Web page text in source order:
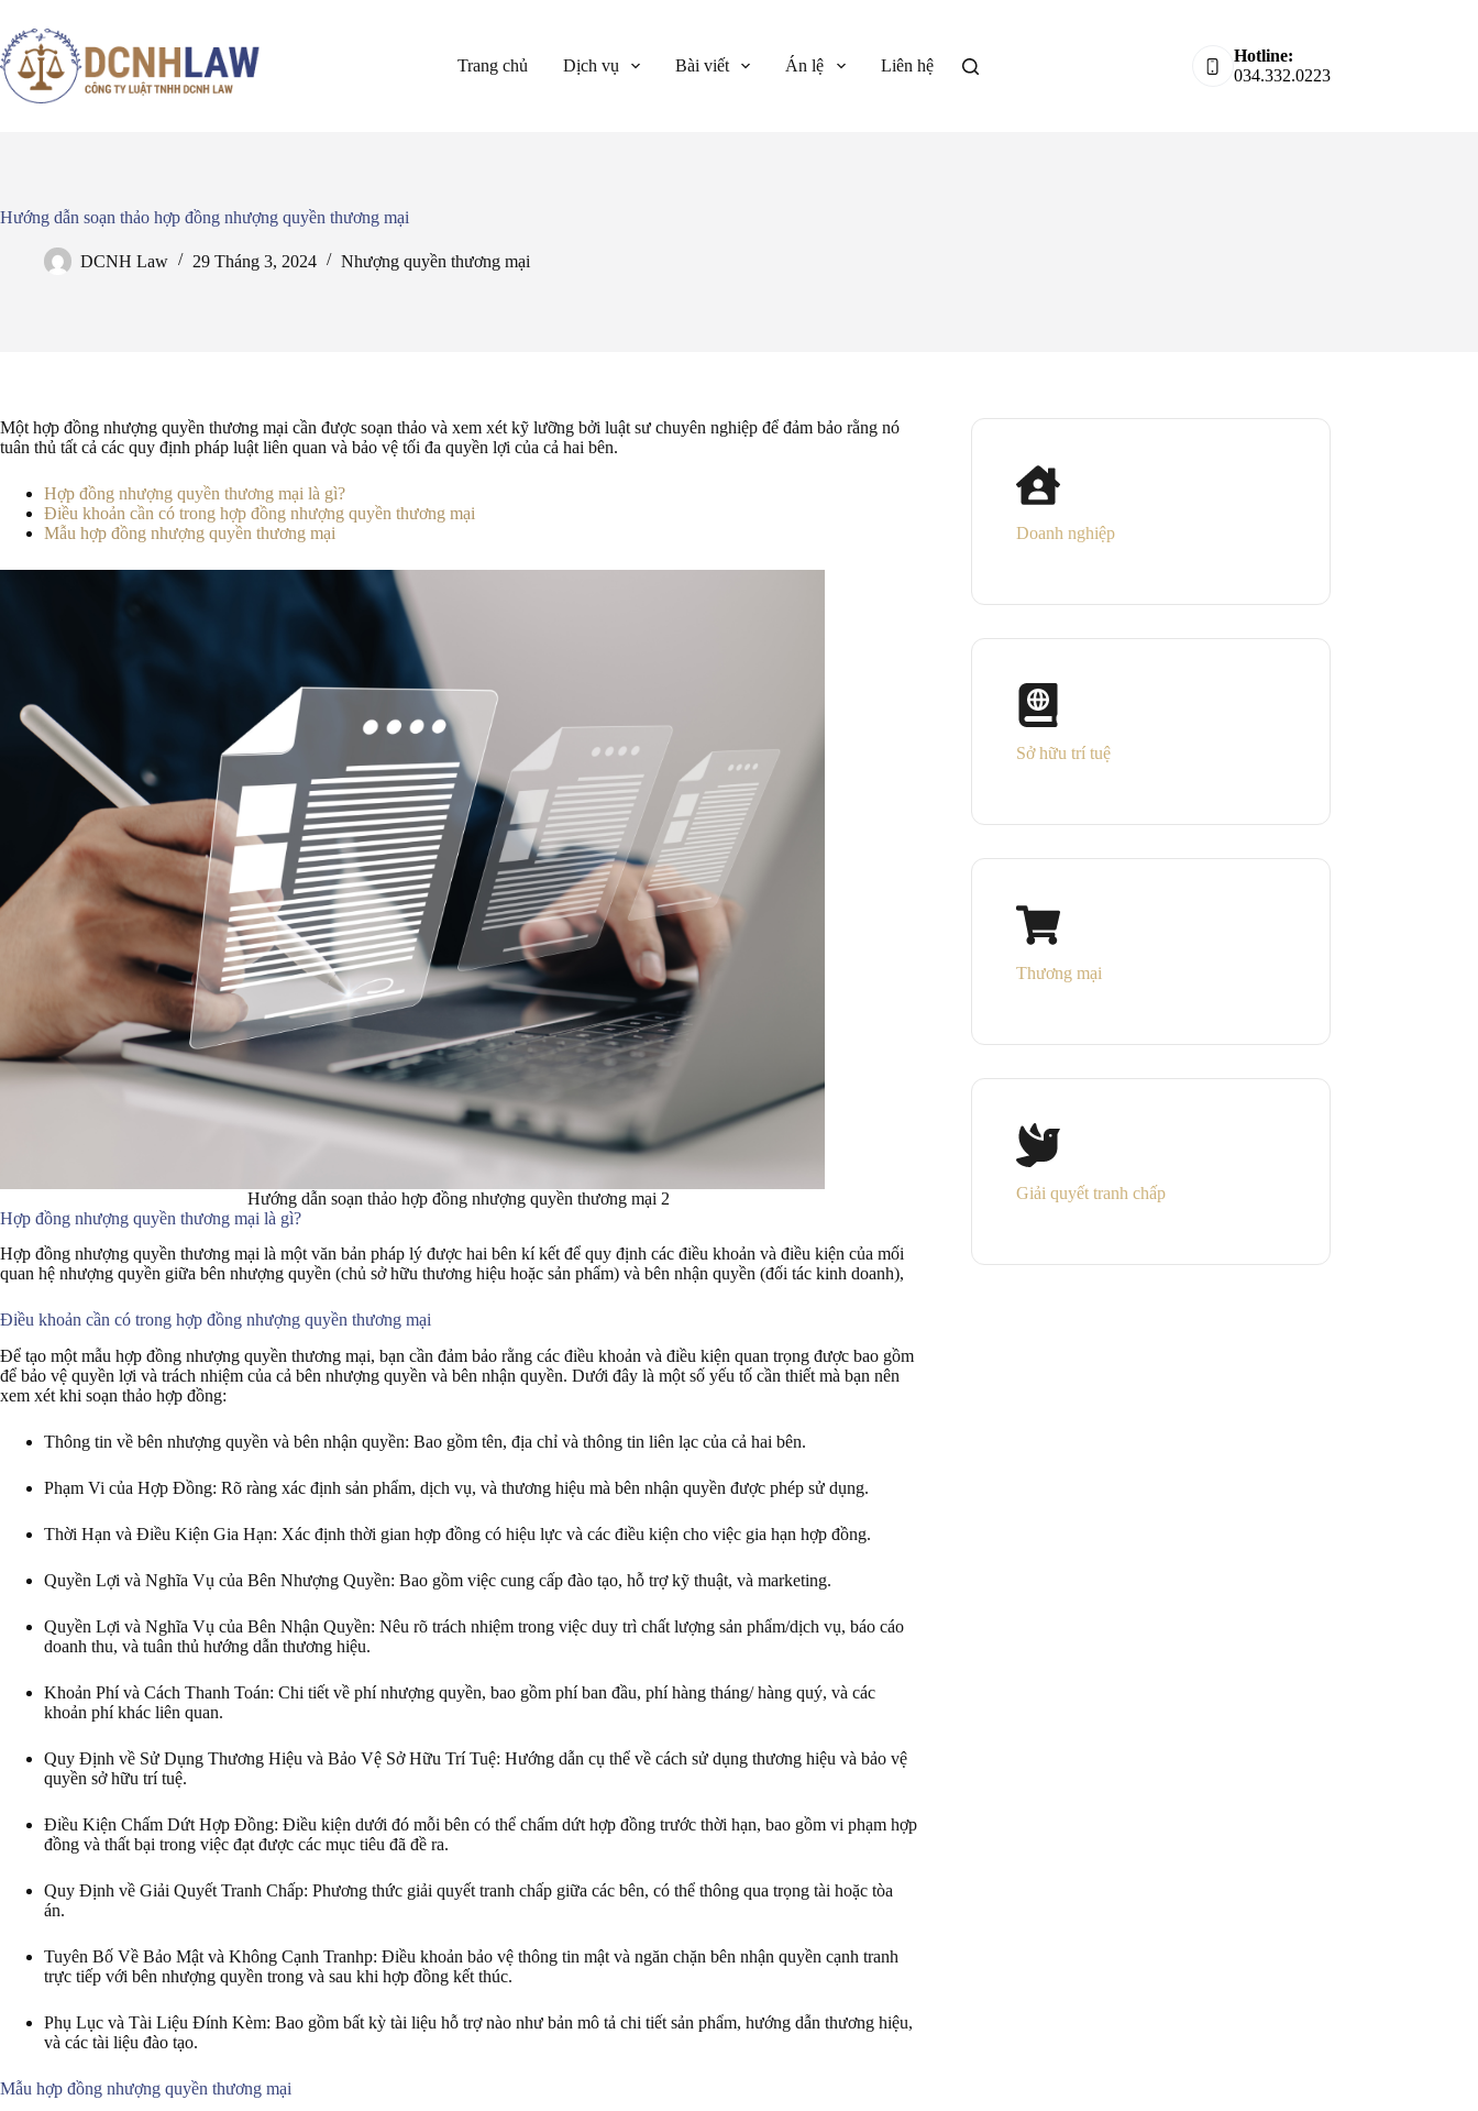
đến
phần
nội
dung
Trang chủ Dịch vụ Bài viết Án lệ Liên hệ
Hotline:
034.332.0223
Hướng dẫn soạn thảo hợp đồng nhượng quyền thương mại
DCNH Law 29 Tháng 3, 2024 Nhượng quyền thương mại
Một hợp đồng nhượng quyền thương mại cần được soạn thảo và xem xét kỹ lưỡng bởi luật sư chuyên nghiệp để đảm bảo rằng nó
tuân thủ tất cả các quy định pháp luật liên quan và bảo vệ tối đa quyền lợi của cả hai bên.
Hợp đồng nhượng quyền thương mại là gì?
Điều khoản cần có trong hợp đồng nhượng quyền thương mại
Mẫu hợp đồng nhượng quyền thương mại
Hướng dẫn soạn thảo hợp đồng nhượng quyền thương mại 2
Hợp đồng nhượng quyền thương mại là gì?
Hợp đồng nhượng quyền thương mại là một văn bản pháp lý được hai bên kí kết để quy định các điều khoản và điều kiện của mối
quan hệ nhượng quyền giữa bên nhượng quyền (chủ sở hữu thương hiệu hoặc sản phẩm) và bên nhận quyền (đối tác kinh doanh),
Điều khoản cần có trong hợp đồng nhượng quyền thương mại
Để tạo một mẫu hợp đồng nhượng quyền thương mại, bạn cần đảm bảo rằng các điều khoản và điều kiện quan trọng được bao gồm
để bảo vệ quyền lợi và trách nhiệm của cả bên nhượng quyền và bên nhận quyền. Dưới đây là một số yếu tố cần thiết mà bạn nên
xem xét khi soạn thảo hợp đồng:
Thông tin về bên nhượng quyền và bên nhận quyền: Bao gồm tên, địa chỉ và thông tin liên lạc của cả hai bên.
Phạm Vi của Hợp Đồng: Rõ ràng xác định sản phẩm, dịch vụ, và thương hiệu mà bên nhận quyền được phép sử dụng.
Thời Hạn và Điều Kiện Gia Hạn: Xác định thời gian hợp đồng có hiệu lực và các điều kiện cho việc gia hạn hợp đồng.
Quyền Lợi và Nghĩa Vụ của Bên Nhượng Quyền: Bao gồm việc cung cấp đào tạo, hỗ trợ kỹ thuật, và marketing.
Quyền Lợi và Nghĩa Vụ của Bên Nhận Quyền: Nêu rõ trách nhiệm trong việc duy trì chất lượng sản phẩm/dịch vụ, báo cáo
doanh thu, và tuân thủ hướng dẫn thương hiệu.
Khoản Phí và Cách Thanh Toán: Chi tiết về phí nhượng quyền, bao gồm phí ban đầu, phí hàng tháng/ hàng quý, và các
khoản phí khác liên quan.
Quy Định về Sử Dụng Thương Hiệu và Bảo Vệ Sở Hữu Trí Tuệ: Hướng dẫn cụ thể về cách sử dụng thương hiệu và bảo vệ
quyền sở hữu trí tuệ.
Điều Kiện Chấm Dứt Hợp Đồng: Điều kiện dưới đó mỗi bên có thể chấm dứt hợp đồng trước thời hạn, bao gồm vi phạm hợp
đồng và thất bại trong việc đạt được các mục tiêu đã đề ra.
Quy Định về Giải Quyết Tranh Chấp: Phương thức giải quyết tranh chấp giữa các bên, có thể thông qua trọng tài hoặc tòa
án.
Tuyên Bố Về Bảo Mật và Không Cạnh Tranhp: Điều khoản bảo vệ thông tin mật và ngăn chặn bên nhận quyền cạnh tranh
trực tiếp với bên nhượng quyền trong và sau khi hợp đồng kết thúc.
Phụ Lục và Tài Liệu Đính Kèm: Bao gồm bất kỳ tài liệu hỗ trợ nào như bản mô tả chi tiết sản phẩm, hướng dẫn thương hiệu,
và các tài liệu đào tạo.
Mẫu hợp đồng nhượng quyền thương mại
Doanh nghiệp
Sở hữu trí tuệ
Thương mại
Giải quyết tranh chấp